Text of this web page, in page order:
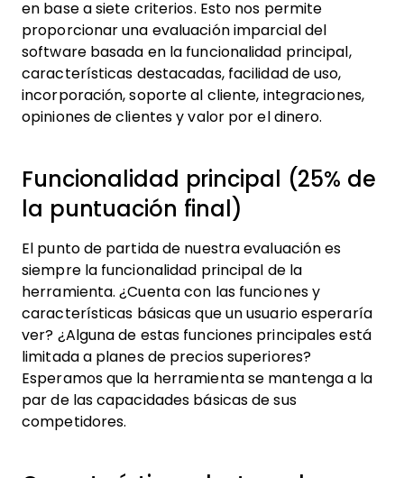
en base a siete criterios. Esto nos permite
proporcionar una evaluación imparcial del
software basada en la funcionalidad principal,
características destacadas, facilidad de uso,
incorporación, soporte al cliente, integraciones,
opiniones de clientes y valor por el dinero.
Funcionalidad principal (25% de
la puntuación final)
El punto de partida de nuestra evaluación es
siempre la funcionalidad principal de la
herramienta. ¿Cuenta con las funciones y
características básicas que un usuario esperaría
ver? ¿Alguna de estas funciones principales está
limitada a planes de precios superiores?
Esperamos que la herramienta se mantenga a la
par de las capacidades básicas de sus
competidores.